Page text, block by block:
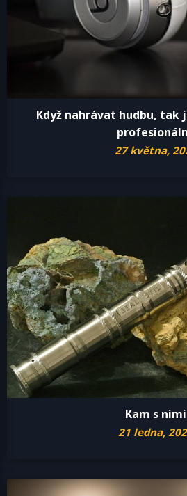
Když nahrávat hudbu, tak
27 května,
Kam s nimi
21 ledna,